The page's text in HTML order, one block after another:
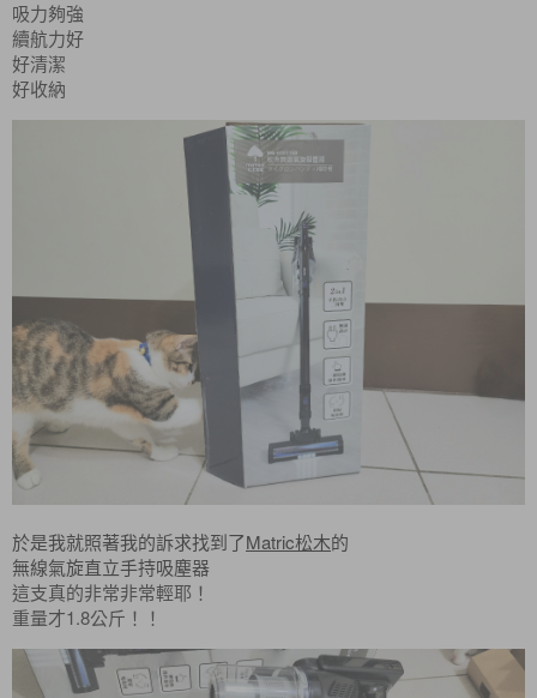
吸力夠強
續航力好
好清潔
好收納
於是我就照著我的訴求找到了Matric松木的
無線氣旋直立手持吸塵器
這支真的非常非常輕耶！
重量才1.8公斤！！